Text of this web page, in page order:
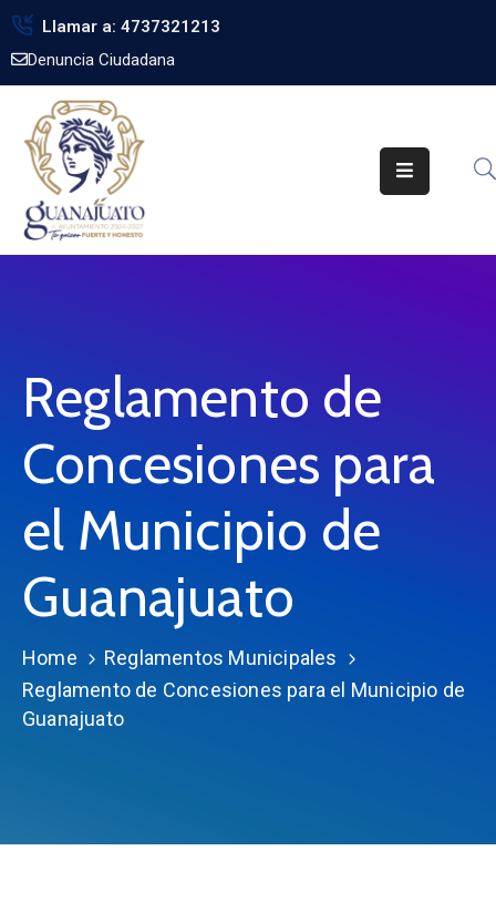
Llamar a: 4737321213
Denuncia Ciudadana
Inicio
Gobierno
Trámites
Noticias
Pública
Biblioteca
Reglamento de
Concesiones para
el Municipio de
Guanajuato
Home
Reglamentos Municipales
Reglamento de Concesiones para el Municipio de
Guanajuato